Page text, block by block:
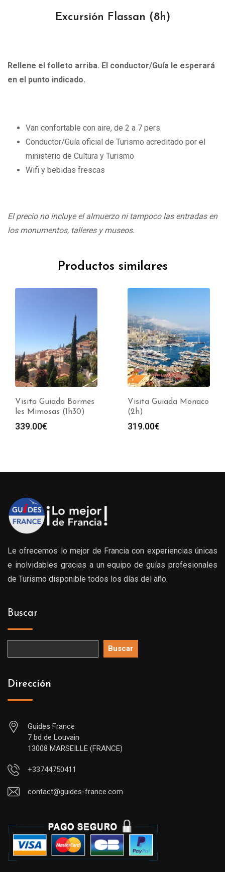
Excursión Flassan (8h)
Rellene el folleto arriba. El conductor/Guía le esperará
en el punto indicado.
Van confortable con aire, de 2 a 7 pers
Conductor/Guía oficial de Turismo acreditado por el
ministerio de Cultura y Turismo
Wifi y bebidas frescas
El precio no incluye el almuerzo ni tampoco las entradas en
los monumentos, talleres y museos.
Productos similares
Visita Guiada Bormes
les Mimosas (1h30)
339.00€
Visita Guiada Monaco
(2h)
319.00€
Le ofrecemos lo mejor de Francia con experiencias únicas
e inolvidables gracias a un equipo de guías profesionales
de Turismo disponible todos los días del año.
Buscar
Buscar
Dirección
Guides France
7 bd de Louvain
13008 MARSEILLE (FRANCE)
+33744750411
contact@guides-france.com